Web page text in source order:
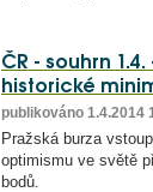
ČR - souhrn
historické
publikováno 1.4.2014
Pražská burza
optimismu ve světě
bodů.